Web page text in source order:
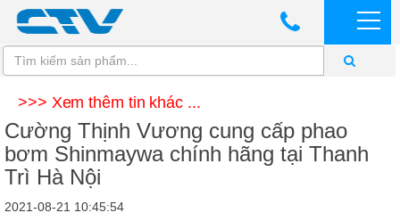
>>> Xem thêm tin khác ...
Cường Thịnh Vương cung cấp phao
bơm Shinmaywa chính hãng tại Thanh
Trì Hà Nội
2021-08-21 10:45:54